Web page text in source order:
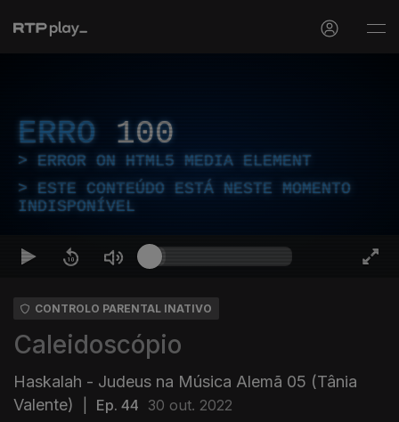
ERRO 100
ERROR ON HTML5 MEDIA ELEMENT
ESTE CONTEÚDO ESTÁ NESTE MOMENTO
INDISPONÍVEL
CONTROLO PARENTAL INATIVO
Caleidoscópio
Haskalah - Judeus na Música Alemã 05 (Tânia
Valente)
Ep. 44 30 out. 2022